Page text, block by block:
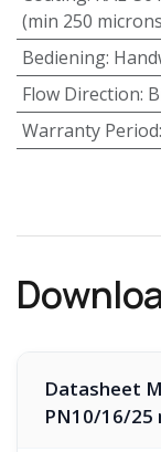
(min 250
Bediening:
Flow Direction:
Warranty Period:
Datasheet
PN10/16/25